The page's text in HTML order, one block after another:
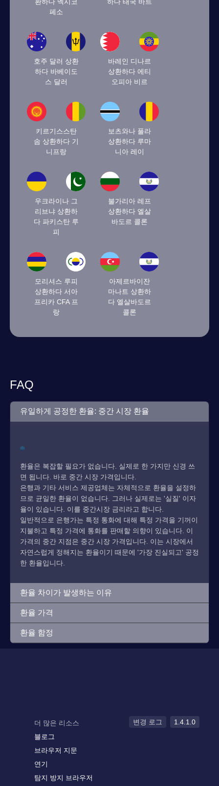
페소
호주 달러 상환
하다 바베이도
스 달러
바레인 디나르
상환하다 에티
오피아 비르
키르기스스탄
솜 상환하다 기
니프랑
보츠와나 풀라
상환하다 루마
니아 레이
우크라이나 그
리브냐 상환하
다 파키스탄 루
피
불가리아 레프
상환하다 엘살
바도르 콜론
모리셔스 루피
상환하다 서아
프리카 CFA 프
랑
아제르바이잔
마나트 상환하
다 엘살바도르
콜론
FAQ
유일하게 공정한 환율: 중간 시장 환율
환율은 복잡할 필요가 없습니다. 실제로 한 가지만 신경 쓰
면 됩니다. 바로 중간 시장 가격입니다.
은행과 기타 서비스 제공업체는 자체적으로 환율을 설정하
므로 균일한 환율이 없습니다. 그러나 실제로는 '실질' 이자
율이 있습니다. 이를 중간시장 금리라고 합니다.
일반적으로 은행가는 특정 통화에 대해 특정 가격을 기꺼이
지불하고 특정 가격에 통화를 판매할 의향이 있습니다. 이
가격의 중간 지점은 중간 시장 가격입니다. 이는 시장에서
자연스럽게 정해지는 환율이기 때문에 '가장 진실되고' 공정
한 환율입니다.
환율 차이가 발생하는 이유
환율 가격
환율 함정
더 많은 리소스
블로그
브라우저 지문
연기
탐지 방지 브라우저
변경 로그 1.4.1.0